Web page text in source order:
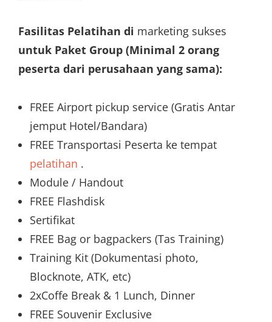
Fasilitas Pelatihan di marketing sukses
untuk Paket Group (Minimal 2 orang
peserta dari perusahaan yang sama):
FREE Airport pickup service (Gratis Antar
jemput Hotel/Bandara)
FREE Transportasi Peserta ke tempat
pelatihan .
Module / Handout
FREE Flashdisk
Sertifikat
FREE Bag or bagpackers (Tas Training)
Training Kit (Dokumentasi photo,
Blocknote, ATK, etc)
2xCoffe Break & 1 Lunch, Dinner
FREE Souvenir Exclusive